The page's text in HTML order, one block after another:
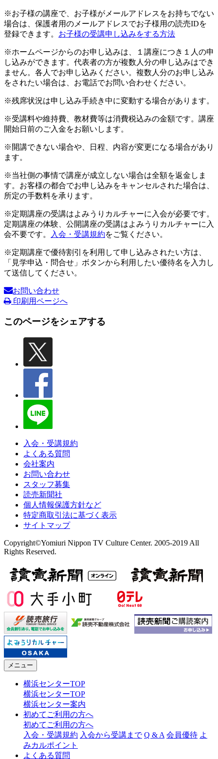
※お子様の講座で、お子様がメールアドレスをお持ちでない
場合は、保護者用のメールアドレスでお子様用の読売IDを
登録できます。 お子様の受講申し込みをする方法
※ホームページからのお申し込みは、１講座につき１人の申
し込みができます。代表者の方が複数人分の申し込みはでき
ません。各人でお申し込みください。複数人分のお申し込み
をされたい場合は、お電話でお問い合わせください。
※残席状況は申し込み手続き中に変動する場合があります。
※受講料や維持費、教材費等は消費税込みの金額です。講座
開始日前のご入金をお願いします。
※開講できない場合や、日程、内容が変更になる場合があり
ます。
※当社側の事情で講座が成立しない場合は全額を返金しま
す。お客様の都合でお申し込みをキャンセルされた場合は、
所定の手数料を承ります。
※定期講座の受講はよみうりカルチャーに入会が必要です。
定期講座の体験、公開講座の受講はよみうりカルチャーに入
会不要です。
入会・受講規約をご覧ください。
※定期講座で優待割引を利用して申し込みされたい方は、
「見学申込・問合せ」ボタンから利用したい優待名を入力し
て送信してください。
お問い合わせ
印刷用ページへ
このページをシェアする
入会・受講規約
よくある質問
会社案内
お問い合わせ
スタッフ募集
読売新聞社
個人情報保護方針など
特定商取引法に基づく表示
サイトマップ
Copyright©Yomiuri Nippon TV Culture Center. 2005-2019 All
Rights Reserved.
メニュー
横浜センターTOP
横浜センターTOP
横浜センター案内
初めてご利用の方へ
初めてご利用の方へ
入会・受講規約 入会から受講まで Q & A 会員優待 よ
みカルポイント
よくある質問